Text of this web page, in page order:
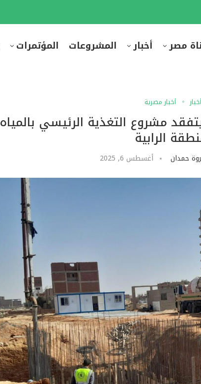
مصر أخبار المشروعات المؤتمرات
أخبار أخبار مصرية
مشروع التغذية الرئيسي بالمياه
الرابية
حمدان أغسطس 6, 2025